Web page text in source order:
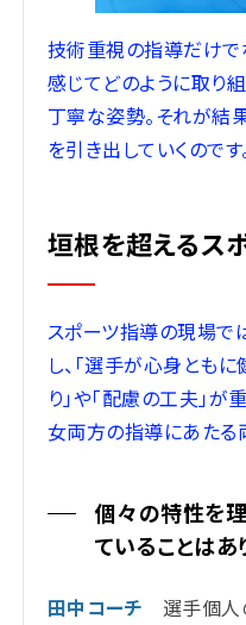
技術重視の指導だけで
感じてどのように取り
丁寧な姿勢。それが結
を引き出していくのです
垣根を超えるス
スポーツ指導の現場で
し、「選手が心身とも
り」や「配慮の工夫」が
女両方の指導にあたる
個々の特性を
ていることはあ
田中コーチ 選手個人